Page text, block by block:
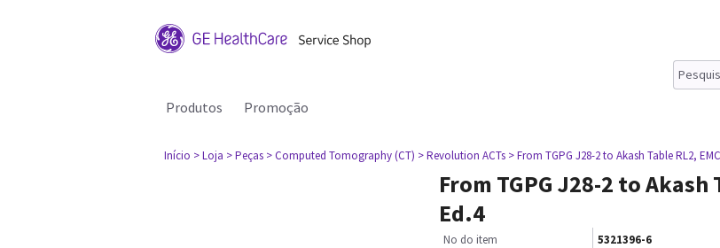
Produtos Promoção
Início > Loja > Peças > Computed Tomography (CT) > Revolution ACTs > From TGPG J28-2 to Akash Table RL2,
From TGPG J28-2 to Akash
Ed.4
No do item
5321396-6